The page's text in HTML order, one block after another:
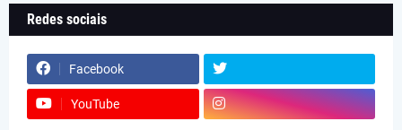
Redes sociais
Facebook
YouTube